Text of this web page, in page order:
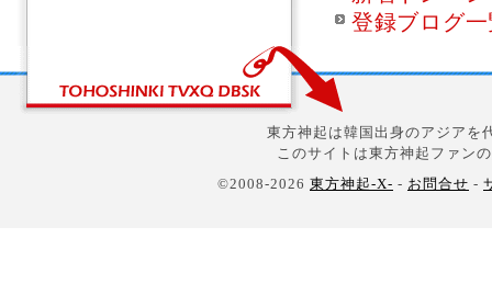
登録ブログ
東方神起は韓国出身のアジアを
このサイトは東方神起ファン
©2008-2026 東方神起-X- - お問合せ -